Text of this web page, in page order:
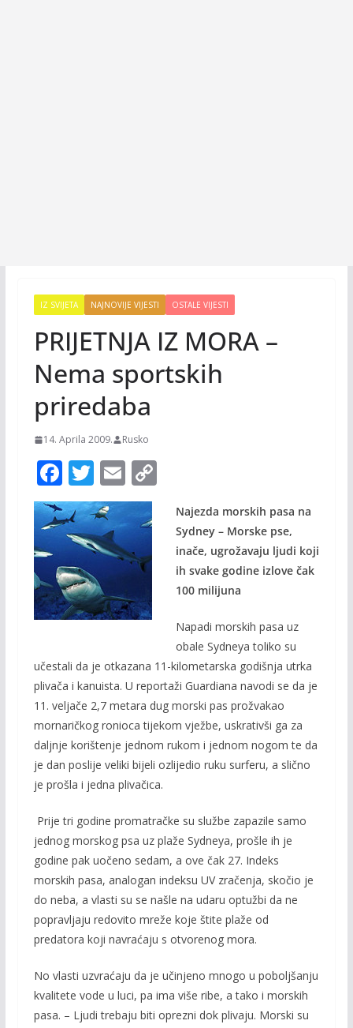
IZ SVIJETA NAJNOVIJE VIJESTI OSTALE VIJESTI
PRIJETNJA IZ MORA –
Nema sportskih
priredaba
14. Aprila 2009. Rusko
F
ac
e
b
o
o
k
T
w
itt
er
E
m
ai
l
C
Najezda morskih pasa na
Sydney – Morske pse,
inače, ugrožavaju ljudi koji
ih svake godine izlove čak
100 milijuna
Napadi morskih pasa uz
obale Sydneya toliko su
učestali da je otkazana 11-kilometarska godišnja utrka
plivača i kanuista. U reportaži Guardiana navodi se da je
11. veljače 2,7 metara dug morski pas prožvakao
mornaričkog ronioca tijekom vježbe, uskrativši ga za
daljnje korištenje jednom rukom i jednom nogom te da
je dan poslije veliki bijeli ozlijedio ruku surferu, a slično
je prošla i jedna plivačica.
Prije tri godine promatračke su službe zapazile samo
jednog morskog psa uz plaže Sydneya, prošle ih je
godine pak uočeno sedam, a ove čak 27. Indeks
morskih pasa, analogan indeksu UV zračenja, skočio je
do neba, a vlasti su se našle na udaru optužbi da ne
popravljaju redovito mreže koje štite plaže od
predatora koji navraćaju s otvorenog mora.
No vlasti uzvraćaju da je učinjeno mnogo u poboljšanju
kvalitete vode u luci, pa ima više ribe, a tako i morskih
pasa. – Ljudi trebaju biti oprezni dok plivaju. Morski su